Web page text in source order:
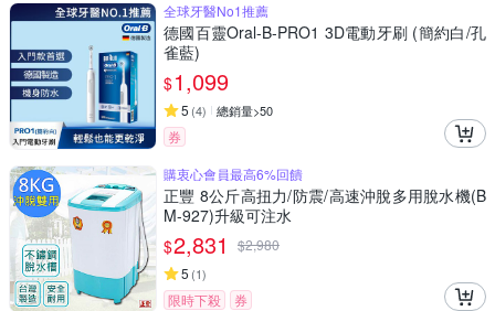
全球牙醫No1推薦
德國百靈Oral-B-PRO1 3D電動牙刷 (簡約白/孔
雀藍)
$1,099
5 (4) 總銷量>50
券
購衷心會員最高6%回饋
正豐 8公斤高扭力/防震/高速沖脫多用脫水機(B
M-927)升級可注水
$2,831 $2,980
5 (1)
限時下殺
券